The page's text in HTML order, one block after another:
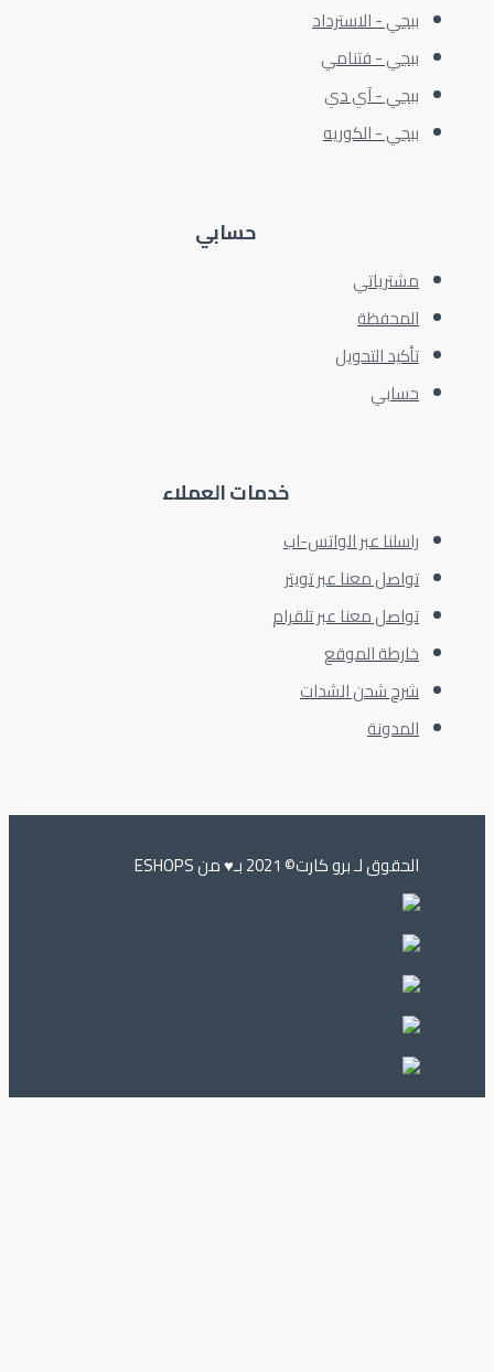
ببجي - الاسترداد
ببجي - فتنامي
ببجي - آي دي
ببجي - الكوريه
حسابي
مشترياتي
المحفظة
تأكيد التحويل
حسابي
خدمات العملاء
راسلنا عبر الواتس-اب
تواصل معنا عبر تويتر
تواصل معنا عبر تلقرام
خارطة الموقع
شرح شحن الشدات
المدونة
الحقوق لـ برو كارت© 2021 بـ♥️ من ESHOPS